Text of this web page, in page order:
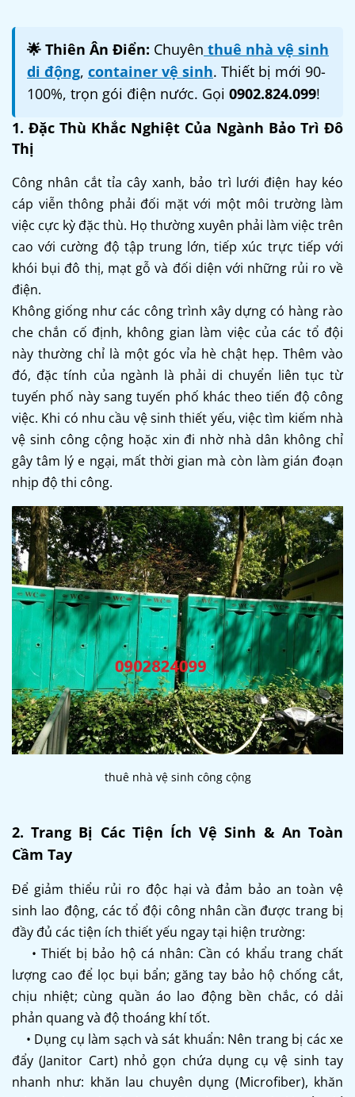
🌟 Thiên Ân Điển: Chuyên thuê nhà vệ sinh
di động, container vệ sinh. Thiết bị mới 90-
100%, trọn gói điện nước. Gọi 0902.824.099!
1. Đặc Thù Khắc Nghiệt Của Ngành Bảo Trì Đô
Thị
Công nhân cắt tỉa cây xanh, bảo trì lưới điện hay kéo
cáp viễn thông phải đối mặt với một môi trường làm
việc cực kỳ đặc thù. Họ thường xuyên phải làm việc trên
cao với cường độ tập trung lớn, tiếp xúc trực tiếp với
khói bụi đô thị, mạt gỗ và đối diện với những rủi ro về
điện.
Không giống như các công trình xây dựng có hàng rào
che chắn cố định, không gian làm việc của các tổ đội
này thường chỉ là một góc vỉa hè chật hẹp. Thêm vào
đó, đặc tính của ngành là phải di chuyển liên tục từ
tuyến phố này sang tuyến phố khác theo tiến độ công
việc. Khi có nhu cầu vệ sinh thiết yếu, việc tìm kiếm nhà
vệ sinh công cộng hoặc xin đi nhờ nhà dân không chỉ
gây tâm lý e ngại, mất thời gian mà còn làm gián đoạn
nhịp độ thi công.
thuê nhà vệ sinh công cộng
2. Trang Bị Các Tiện Ích Vệ Sinh & An Toàn
Cầm Tay
Để giảm thiểu rủi ro độc hại và đảm bảo an toàn vệ
sinh lao động, các tổ đội công nhân cần được trang bị
đầy đủ các tiện ích thiết yếu ngay tại hiện trường:
• Thiết bị bảo hộ cá nhân: Cần có khẩu trang chất
lượng cao để lọc bụi bẩn; găng tay bảo hộ chống cắt,
chịu nhiệt; cùng quần áo lao động bền chắc, có dải
phản quang và độ thoáng khí tốt.
• Dụng cụ làm sạch và sát khuẩn: Nên trang bị các xe
đẩy (Janitor Cart) nhỏ gọn chứa dụng cụ vệ sinh tay
nhanh như: khăn lau chuyên dụng (Microfiber), khăn